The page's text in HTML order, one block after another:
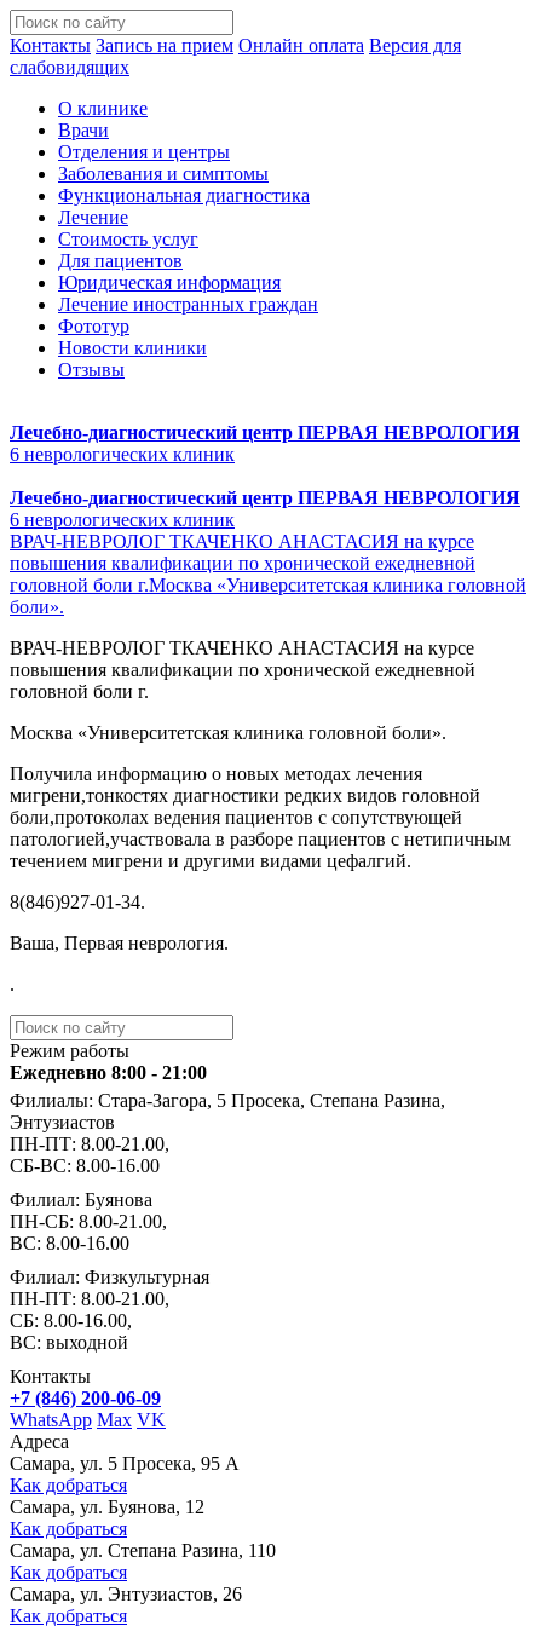
Контакты Запись на прием Онлайн оплата Версия для
слабовидящих
О клинике
Врачи
Отделения и центры
Заболевания и симптомы
Функциональная диагностика
Лечение
Стоимость услуг
Для пациентов
Юридическая информация
Лечение иностранных граждан
Фототур
Новости клиники
Отзывы
Лечебно-диагностический центр ПЕРВАЯ НЕВРОЛОГИЯ
6 неврологических клиник
Лечебно-диагностический центр ПЕРВАЯ НЕВРОЛОГИЯ
6 неврологических клиник
ВРАЧ-НЕВРОЛОГ ТКАЧЕНКО АНАСТАСИЯ на курсе
повышения квалификации по хронической ежедневной
головной боли г.Москва «Университетская клиника головной
боли».
ВРАЧ-НЕВРОЛОГ ТКАЧЕНКО АНАСТАСИЯ на курсе
повышения квалификации по хронической ежедневной
головной боли г.
Москва «Университетская клиника головной боли».
Получила информацию о новых методах лечения
мигрени,тонкостях диагностики редких видов головной
боли,протоколах ведения пациентов с сопутствующей
патологией,участвовала в разборе пациентов с нетипичным
течением мигрени и другими видами цефалгий.
️8(846)927-01-34.
Ваша, Первая неврология.
.
Режим работы
Ежедневно 8:00 - 21:00
Филиалы: Стара-Загора, 5 Просека, Степана Разина,
Энтузиастов
ПН-ПТ: 8.00-21.00,
СБ-ВС: 8.00-16.00
Филиал: Буянова
ПН-СБ: 8.00-21.00,
ВС: 8.00-16.00
Филиал: Физкультурная
ПН-ПТ: 8.00-21.00,
СБ: 8.00-16.00,
ВС: выходной
Контакты
+7 (846) 200-06-09
WhatsApp Max VK
Адреса
Самара, ул. 5 Просека, 95 А
Как добраться
Самара, ул. Буянова, 12
Как добраться
Самара, ул. Степана Разина, 110
Как добраться
Самара, ул. Энтузиастов, 26
Как добраться